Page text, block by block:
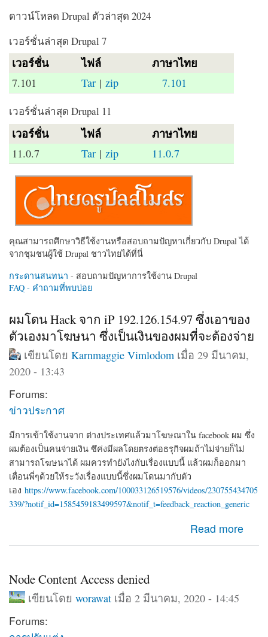
ดาวน์โหลด Drupal ตัวล่าสุด 2024
เวอร์ชั่นล่าสุด Drupal 7
เวอร์ชั่น ไฟล์ ภาษาไทย
7.101 Tar |zip 7.101
เวอร์ชั่นล่าสุด Drupal 11
เวอร์ชั่น ไฟล์ ภาษาไทย
11.0.7 Tar | zip 11.0.7
คุณสามารถศึกษาวิธีใช้งานหรือสอบถามปัญหาเกี่ยวกับ Drupal ได้
จากชุมชนผู้ใช้ Drupal ชาวไทยได้ที่นี่
กระดานสนทนา - สอบถามปัญหาการใช้งาน Drupal
FAQ - คำถามที่พบบ่อย
ผมโดน Hack จาก iP 192.126.154.97 ซึ่งเอาของ
ตัวเองมาโฆษนา ซึ่งเป็นเงินของผมที่จะต้องจ่าย
เขียนโดย Karnmaggie Vimlodom เมื่อ 29 มีนาคม,
2020 - 13:43
Forums:
ข่าวประกาศ
มีการเข้าใช้งานจาก ต่างประเทศแล้วมาโฆษณาใน facebook ผม ซึ่ง
ผมต้องเป็นคนจ่ายเงิน ซึค่งมีผลโดยตรงต่อธรุกิจผมถ้าไม่จ่ายก็ไม่
สามารถโฆษนาได้ ผมควรทำยังไงกับเรื่องแบบนี้ แล้วผมก็ออกมา
เตื่อนพี่ๆด้วยให้ระวังเรื่องแบบนี้ซึ่งผมโดนมากับตัว
เอง https://www.facebook.com/100033126519576/videos/230755434705
339/?notif_id=1585459183499597&notif_t=feedback_reaction_generic
Read more
about ผมโดน Hack จาก iP 192.126.154.97 ซึ่งเอาของตัว
เองมาโฆษนา ซึ่งเป็นเงินของผมที่จะต้องจ่าย
Node Content Access denied
เขียนโดย worawatเมื่อ 2 มีนาคม, 2020 - 14:45
Forums: